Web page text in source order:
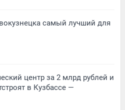
самый лучший для
центр за 2 млрд рублей и
в Кузбассе —